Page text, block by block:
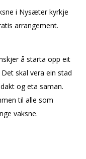
i Nysæter kyrkje
arrangement.
å starta opp eit
skal vera ein stad
og eta saman.
til alle som
vaksne.